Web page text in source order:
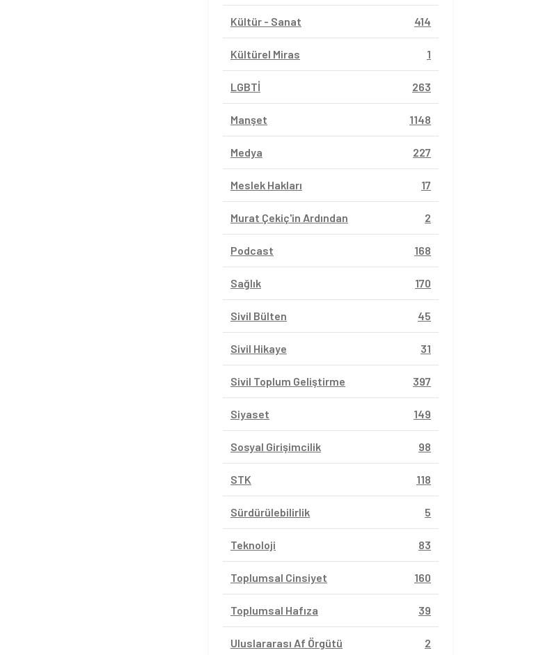
Kültür - Sanat 414
Kültürel Miras 1
LGBTİ 263
Manşet 1148
Medya 227
Meslek Hakları 17
Murat Çekiç'in Ardından 2
Podcast 168
Sağlık 170
Sivil Bülten 45
Sivil Hikaye 31
Sivil Toplum Geliştirme 397
Siyaset 149
Sosyal Girişimcilik 98
STK 118
Sürdürülebilirlik 5
Teknoloji 83
Toplumsal Cinsiyet 160
Toplumsal Hafıza 39
Uluslararası Af Örgütü 2